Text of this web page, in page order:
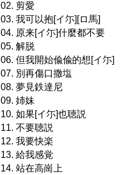
02. 剪愛
03. 我可以抱[イ尓][ロ馬]
04. 原来[イ尓]什麼都不要
05. 解脱
06. 但我開始偸偸的想[イ尓]
07. 別再傷口撒塩
08. 夢見鉄達尼
09. 姉妹
10. 如果[イ尓]也聴説
11. 不要聴説
12. 我要快楽
13. 給我感覚
14. 站在高崗上